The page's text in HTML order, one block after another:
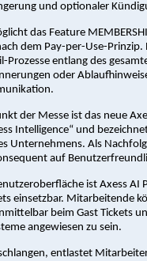
und optionaler
das Feature
dem Pay-per-Use-Prinzip.
Prozesse entlang des
oder
der Messe ist das neue
Intelligence“ und
Unternehmens. Als
auf
ist Axess AI
einsetzbar. Mitarbeitende
beim Gast Tickets
angewiesen zu sein.
entlastet